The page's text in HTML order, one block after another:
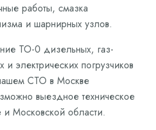
работы, смазка
и шарнирных узлов.
ТО-0 дизельных, газ-
электрических погрузчиков
СТО в Москве
выездное техническое
Московской области.